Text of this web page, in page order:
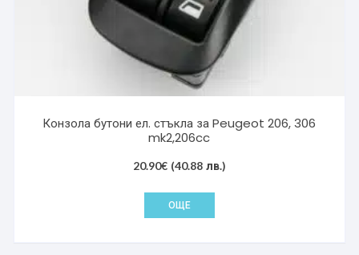
Конзола бутони ел. стъкла за Peugeot 206, 306
mk2,206cc
20.90€ (40.88 лв.)
ОЩЕ